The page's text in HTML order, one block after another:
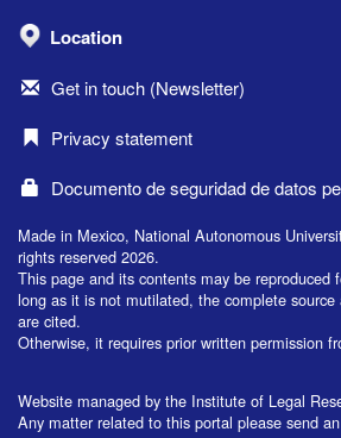
Location
Get in touch (Newsletter)
Privacy statement
Documento de seguridad de datos
Made in Mexico, National Autonomous
rights reserved 2026.
This page and its contents may be reproduced
long as it is not mutilated, the complete source
are cited.
Otherwise, it requires prior written permission
Website managed by the Institute of Legal
Any matter related to this portal please send